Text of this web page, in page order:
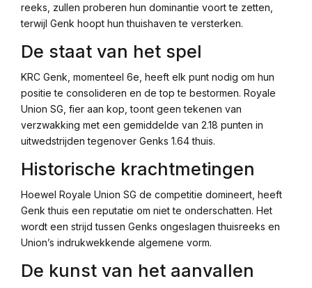
reeks, zullen proberen hun dominantie voort te zetten,
terwijl Genk hoopt hun thuishaven te versterken.
De staat van het spel
KRC Genk, momenteel 6e, heeft elk punt nodig om hun
positie te consolideren en de top te bestormen. Royale
Union SG, fier aan kop, toont geen tekenen van
verzwakking met een gemiddelde van 2.18 punten in
uitwedstrijden tegenover Genks 1.64 thuis.
Historische krachtmetingen
Hoewel Royale Union SG de competitie domineert, heeft
Genk thuis een reputatie om niet te onderschatten. Het
wordt een strijd tussen Genks ongeslagen thuisreeks en
Union’s indrukwekkende algemene vorm.
De kunst van het aanvallen